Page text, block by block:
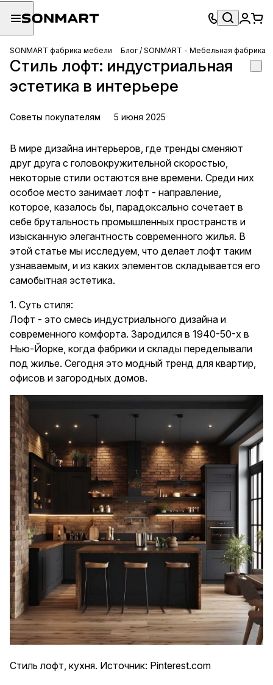
SONMART фабрика мебели Блог / SONMART - Мебельная фабрика
Стиль лофт: индустриальная
эстетика в интерьере
Советы покупателям 5 июня 2025
В мире дизайна интерьеров, где тренды сменяют
друг друга с головокружительной скоростью,
некоторые стили остаются вне времени. Среди них
особое место занимает лофт - направление,
которое, казалось бы, парадоксально сочетает в
себе брутальность промышленных пространств и
изысканную элегантность современного жилья. В
этой статье мы исследуем, что делает лофт таким
узнаваемым, и из каких элементов складывается его
самобытная эстетика.
1. Суть стиля:
Лофт - это смесь индустриального дизайна и
современного комфорта. Зародился в 1940-50-х в
Нью-Йорке, когда фабрики и склады переделывали
под жилье. Сегодня это модный тренд для квартир,
офисов и загородных домов.
Стиль лофт, кухня. Источник: Pinterest.com